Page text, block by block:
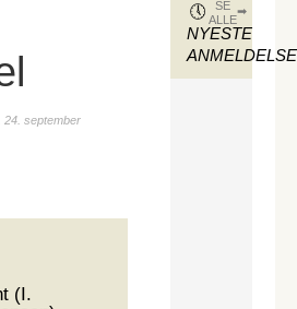
24. september
(I.
NYESTE
SE
ALLE